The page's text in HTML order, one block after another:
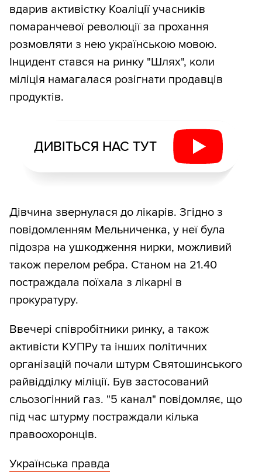
вдарив активістку Коаліції учасників
помаранчевої революції за прохання
розмовляти з нею українською мовою.
Інцидент стався на ринку "Шлях", коли
міліція намагалася розігнати продавців
продуктів.
ДИВІТЬСЯ НАС ТУТ
Дівчина звернулася до лікарів. Згідно з
повідомленням Мельниченка, у неї була
підозра на ушкодження нирки, можливий
також перелом ребра. Станом на 21.40
постраждала поїхала з лікарні в
прокуратуру.
Ввечері співробітники ринку, а також
активісти КУПРу та інших політичних
організацій почали штурм Святошинського
райвідділку міліції. Був застосований
сльозогінний газ. "5 канал" повідомляє, що
під час штурму постраждали кілька
правоохоронців.
Українська правда